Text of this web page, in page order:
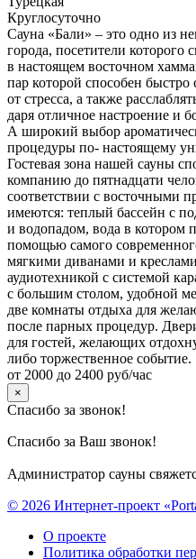
Круглосуточно
Сауна «Бали» – это одно из
города, посетители которого
в настоящем восточном
пар которой способен быстро
от стресса, а также
даря отличное настроение и
А широкий выбор
процедуры по- настоящему
Гостевая зона нашей сауны
компанию до пятнадцати
соответствии с восточными
имеются: теплый бассейн с
и водопадом, вода в котором
помощью самого
мягкими диванами и
аудиотехникой с системой
с большим столом, удобной
две комнаты отдыха для
после парных процедур.
для гостей, желающих
либо торжественное событие.
от 2000 до 2400 руб/час
×
Спасибо за звонок!
Спасибо за Ваш звонок!
Администратор сауны
© 2026 Интернет-проект
О проекте
Политика обработки